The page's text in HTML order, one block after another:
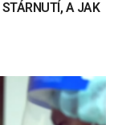
A JAK